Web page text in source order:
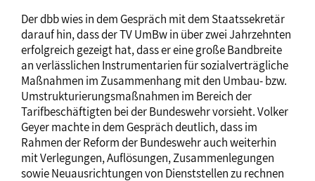
Der dbb wies in dem Gespräch mit dem Staatssekretär
darauf hin, dass der TV UmBw in über zwei Jahrzehnten
erfolgreich gezeigt hat, dass er eine große Bandbreite
an verlässlichen Instrumentarien für sozialverträgliche
Maßnahmen im Zusammenhang mit den Umbau- bzw.
Umstrukturierungsmaßnahmen im Bereich der
Tarifbeschäftigten bei der Bundeswehr vorsieht. Volker
Geyer machte in dem Gespräch deutlich, dass im
Rahmen der Reform der Bundeswehr auch weiterhin
mit Verlegungen, Auflösungen, Zusammenlegungen
sowie Neuausrichtungen von Dienststellen zu rechnen